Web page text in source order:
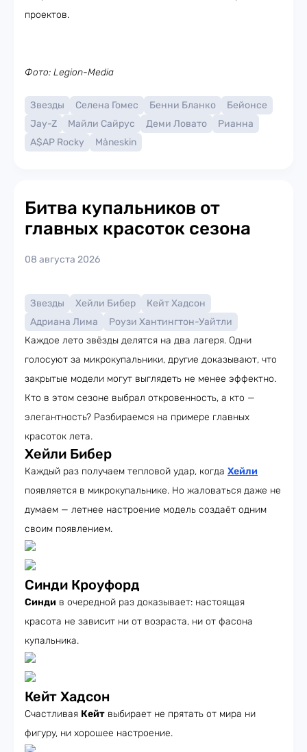
проектов.
Фото: Legion-Media
Звезды Селена Гомес Бенни Бланко
Бейонсе
Jay-Z
Майли Сайрус Деми Ловато
Рианна
A$AP Rocky
Måneskin
Битва купальников от
главных красоток сезона
08 августа 2026
Звезды Хейли Бибер
Кейт Хадсон
Адриана Лима
Роузи Хантингтон-Уайтли
Каждое лето звёзды делятся на два лагеря. Одни
голосуют за микрокупальники, другие доказывают, что
закрытые модели могут выглядеть не менее эффектно.
Кто в этом сезоне выбрал откровенность, а кто —
элегантность? Разбираемся на примере главных
красоток лета.
Хейли Бибер
Каждый раз получаем тепловой удар, когда Хейли
появляется в микрокупальнике. Но жаловаться даже не
думаем — летнее настроение модель создаёт одним
своим появлением.
Синди Кроуфорд
Синди в очередной раз доказывает: настоящая
красота не зависит ни от возраста, ни от фасона
купальника.
Кейт Хадсон
Счастливая Кейт выбирает не прятать от мира ни
фигуру, ни хорошее настроение.